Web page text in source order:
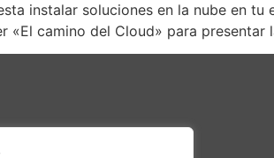
instalar soluciones en la nube en
«El camino del Cloud» para